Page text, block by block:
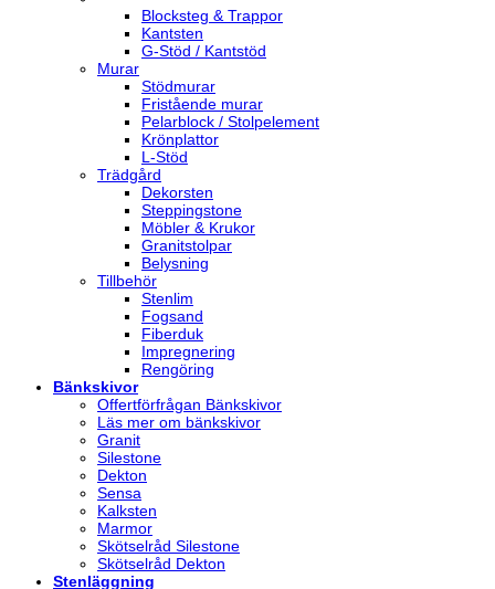
Blocksteg & Trappor
Kantsten
G-Stöd / Kantstöd
Murar
Stödmurar
Fristående murar
Pelarblock / Stolpelement
Krönplattor
L-Stöd
Trädgård
Dekorsten
Steppingstone
Möbler & Krukor
Granitstolpar
Belysning
Tillbehör
Stenlim
Fogsand
Fiberduk
Impregnering
Rengöring
Bänkskivor
Offertförfrågan Bänkskivor
Läs mer om bänkskivor
Granit
Silestone
Dekton
Sensa
Kalksten
Marmor
Skötselråd Silestone
Skötselråd Dekton
Stenläggning